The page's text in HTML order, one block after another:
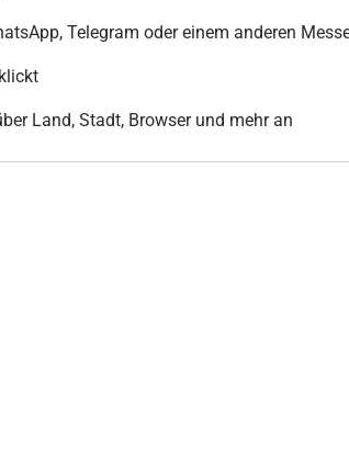
Telegram oder einem anderen
Land, Stadt, Browser und mehr an